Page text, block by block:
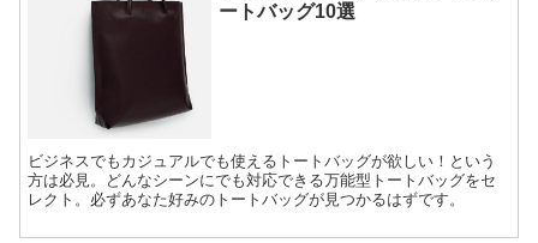
ートバッグ10選
ビジネスでもカジュアルでも使えるトートバッグが欲しい！という
方は必見。どんなシーンにでも対応できる万能型トートバッグをセ
レクト。必ずあなた好みのトートバッグが見つかるはずです。